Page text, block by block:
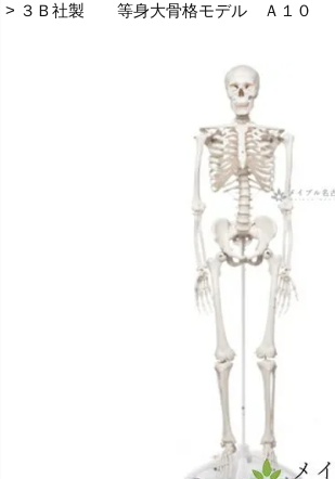
３Ｂ社製 等身大骨格モデル Ａ１０